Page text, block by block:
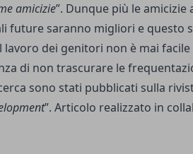
amicizie”. Dunque più le amicizie
future saranno migliori e questo
dei genitori non è mai facile
di non trascurare le
sono stati pubblicati sulla
”. Articolo realizzato in